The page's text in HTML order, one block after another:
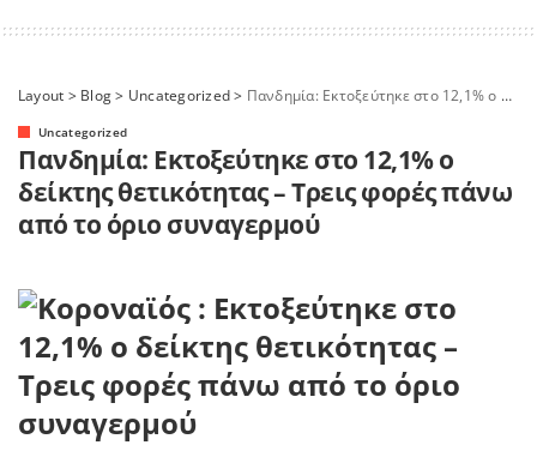
Layout > Blog> Uncategorized> Πανδημία: Εκτοξεύτηκε στο 12,1% ο δείκτης θετικότητας – Τρεις φορές πάνω από το όριο συναγερμού
Uncategorized
Πανδημία: Εκτοξεύτηκε στο 12,1% ο
δείκτης θετικότητας – Τρεις φορές πάνω
από το όριο συναγερμού